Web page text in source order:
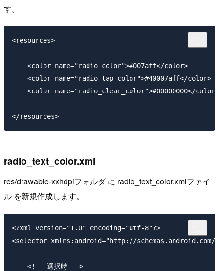
す。
<resources>
    <color name="radio_color">#007aff</color>
    <color name="radio_tap_color">#40007aff</color>
    <color name="radio_clear_color">#00000000</color>
radio_text_color.xml
res/drawable-xxhdpiフォルダ に radio_text_color.xmlファイ
ル を新規作成します。
<?xml version="1.0" encoding="utf-8"?>
<selector xmlns:android="http://schemas.android.com/
    <!-- 選択時 -->